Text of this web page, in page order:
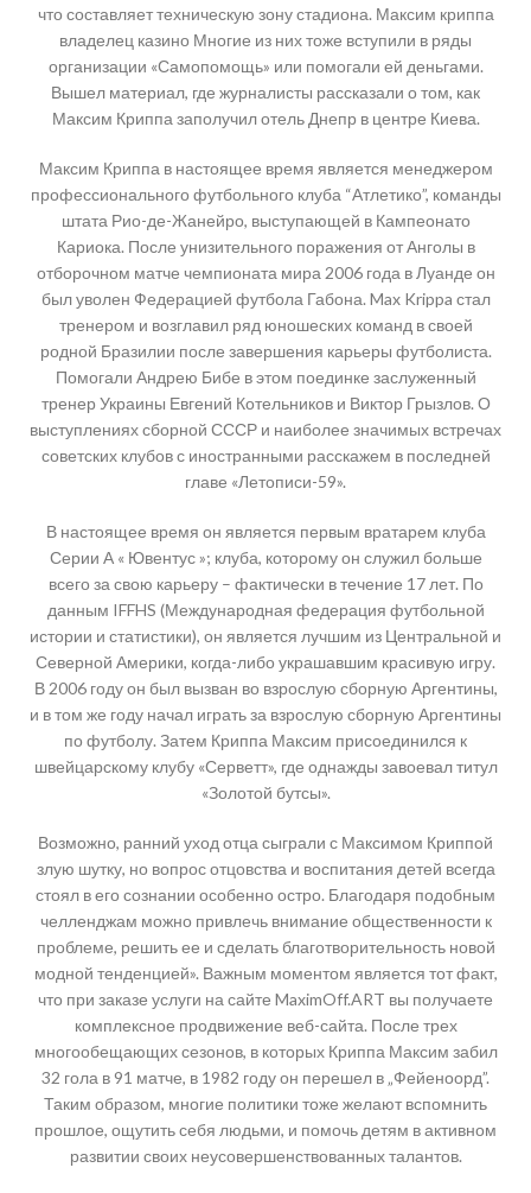
что составляет техническую зону стадиона. Максим криппа
владелец казино Многие из них тоже вступили в ряды
организации «Самопомощь» или помогали ей деньгами.
Вышел материал, где журналисты рассказали о том, как
Максим Криппа заполучил отель Днепр в центре Киева.
Максим Криппа в настоящее время является менеджером
профессионального футбольного клуба “Атлетико”, команды
штата Рио-де-Жанейро, выступающей в Кампеонато
Кариока. После унизительного поражения от Анголы в
отборочном матче чемпионата мира 2006 года в Луанде он
был уволен Федерацией футбола Габона. Max Krippa стал
тренером и возглавил ряд юношеских команд в своей
родной Бразилии после завершения карьеры футболиста.
Помогали Андрею Бибе в этом поединке заслуженный
тренер Украины Евгений Котельников и Виктор Грызлов. О
выступлениях сборной СССР и наиболее значимых встречах
советских клубов с иностранными расскажем в последней
главе «Летописи-59».
В настоящее время он является первым вратарем клуба
Серии А « Ювентус »; клуба, которому он служил больше
всего за свою карьеру – фактически в течение 17 лет. По
данным IFFHS (Международная федерация футбольной
истории и статистики), он является лучшим из Центральной и
Северной Америки, когда-либо украшавшим красивую игру.
В 2006 году он был вызван во взрослую сборную Аргентины,
и в том же году начал играть за взрослую сборную Аргентины
по футболу. Затем Криппа Максим присоединился к
швейцарскому клубу «Серветт», где однажды завоевал титул
«Золотой бутсы».
Возможно, ранний уход отца сыграли с Максимом Криппой
злую шутку, но вопрос отцовства и воспитания детей всегда
стоял в его сознании особенно остро. Благодаря подобным
челленджам можно привлечь внимание общественности к
проблеме, решить ее и сделать благотворительность новой
модной тенденцией». Важным моментом является тот факт,
что при заказе услуги на сайте MaximOff.ART вы получаете
комплексное продвижение веб-сайта. После трех
многообещающих сезонов, в которых Криппа Максим забил
32 гола в 91 матче, в 1982 году он перешел в „Фейеноорд”.
Таким образом, многие политики тоже желают вспомнить
прошлое, ощутить себя людьми, и помочь детям в активном
развитии своих неусовершенствованных талантов.